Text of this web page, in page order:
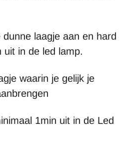
laagje aan en hard
uit in de led lamp.
waarin je gelijk je
1min uit in de Led